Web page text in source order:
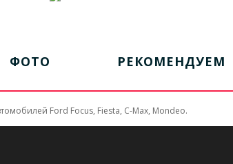
ФОТО РЕКОМЕНДУЕМ
Ford Focus, Fiesta, C-Max, Mondeo.